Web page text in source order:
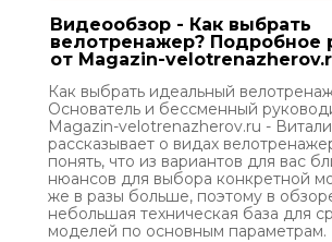
Видеообзор - Как выбрать
велотренажер? Подробное
от Magazin-
Как выбрать идеальный
Основатель и бессменный
Magazin-velotrenazherov.ru -
рассказывает о видах
понять, что из вариантов для вас
нюансов для выбора конкретной
же в разы больше, поэтому в
небольшая техническая база для
моделей по основным параметрам.